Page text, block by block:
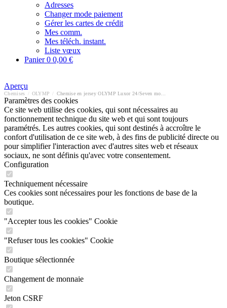
Adresses
Changer mode paiement
Gérer les cartes de crédit
Mes comm.
Mes téléch. instant.
Liste vœux
Panier0 0,00 €
Aperçu
Chemises OLYMP
Paramètres des cookies
Ce site web utilise des cookies, qui sont nécessaires au
fonctionnement technique du site web et qui sont toujours
paramétrés. Les autres cookies, qui sont destinés à accroître le
confort d'utilisation de ce site web, à des fins de publicité directe ou
pour simplifier l'interaction avec d'autres sites web et réseaux
sociaux, ne sont définis qu'avec votre consentement.
Configuration
Techniquement nécessaire
Ces cookies sont nécessaires pour les fonctions de base de la
boutique.
"Accepter tous les cookies" Cookie
"Refuser tous les cookies" Cookie
Boutique sélectionnée
Changement de monnaie
Jeton CSRF